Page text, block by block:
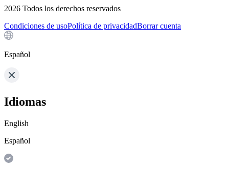
2026 Todos los derechos reservados
Condiciones de usoPolítica de privacidadBorrar cuenta
Español
Idiomas
English
Español